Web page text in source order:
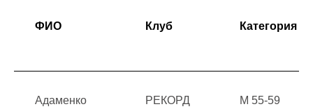
ФИО Клуб Категория
Адаменко
РЕКОРД М 55-59